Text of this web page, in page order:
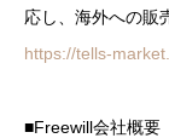
応し、海外への販
https://tells-
■Freewill会社概要